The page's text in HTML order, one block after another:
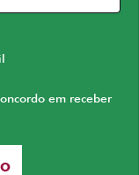
em receber